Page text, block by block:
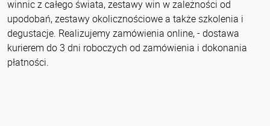
winnic z całego świata, zestawy win w zależności od
upodobań, zestawy okolicznościowe a także szkolenia i
degustacje. Realizujemy zamówienia online, - dostawa
kurierem do 3 dni roboczych od zamówienia i dokonania
płatności.